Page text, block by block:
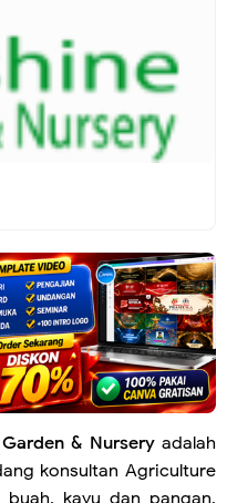
& Nurseryadalah
konsultan Agriculture
kayu dan pangan.